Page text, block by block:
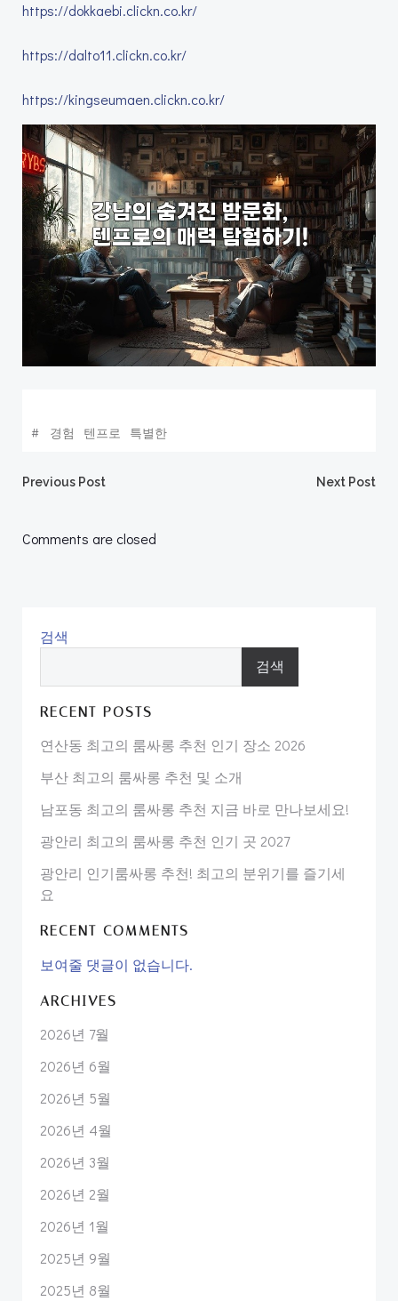
https://dokkaebi.clickn.co.kr/
https://dalto11.clickn.co.kr/
https://kingseumaen.clickn.co.kr/
# 경험 텐프로 특별한
Post
navigation
Previous Post Next Post
Comments are closed
검색
검색
RECENT POSTS
연산동 최고의 룸싸롱 추천 인기 장소 2026
부산 최고의 룸싸롱 추천 및 소개
남포동 최고의 룸싸롱 추천 지금 바로 만나보세요!
광안리 최고의 룸싸롱 추천 인기 곳 2027
광안리 인기룸싸롱 추천! 최고의 분위기를 즐기세
요
RECENT COMMENTS
보여줄 댓글이 없습니다.
ARCHIVES
2026년 7월
2026년 6월
2026년 5월
2026년 4월
2026년 3월
2026년 2월
2026년 1월
2025년 9월
2025년 8월